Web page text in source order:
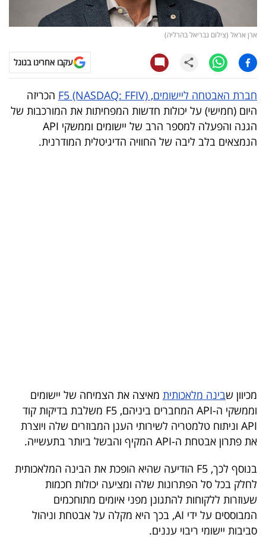
עסקי
ספורט
קריירה
ולימודים
המילון
הכלכלי
פודקאסט
40
UNDER
40
ארן אראל (צילום גבריאל בהרליה)
עקבו אחרינו בגוגל
חברת האבטחה ליישומים, F5 (NASDAQ: FFIV)
הכריזה
היום (חמישי) על יכולות חדשות המפחיתות את המורכבות של
הגנה והפעלה למספר הרב של יישומים וממשקי API
הנמצאים בלב ליבה של החוויה הדיגיטלית המודרנית.
מכיוון שבינה מלאכותית מאיצה את הצמיחה של יישומים
וממשקי ה-API המחברים ביניהם, F5 משלבת בדיקות קוד
API וניתוח טלמטריה לשירותי הענן המבוזרים שלה ויוצרת
את פתרון אבטחת ה-API המקיף והבשל ביותר בתעשייה.
בנוסף לכך, F5 הודיעה שהיא הופכת את הבינה המלאכותית
לחלק בכל סל הפתרונות שלה ומציעה יכולות חכמות
שעוזרות ללקוחות להתגונן מפני איומים מתוחכמים
המבוססים על ידי AI, בכך היא מקלה על אבטחת וניהול
סביבות יישומי ריבוי עננים.